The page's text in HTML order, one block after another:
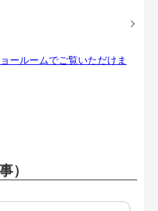
ールームでご覧いただけま
）